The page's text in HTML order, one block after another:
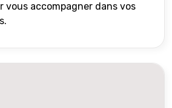
vous accompagner dans vos